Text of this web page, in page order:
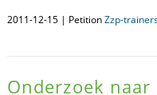
2011-12-15 | PetitionZzp-
Onderzoek